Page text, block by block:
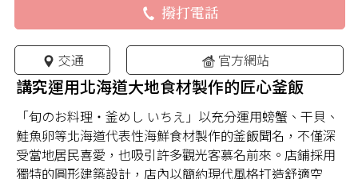
撥打電話
交通 官方網站
講究運用北海道大地食材製作的匠心釜飯
「旬のお料理・釜めし いちえ」以充分運用螃蟹、干貝、
鮭魚卵等北海道代表性海鮮食材製作的釜飯聞名，不僅深
受當地居民喜愛，也吸引許多觀光客慕名前來。店鋪採用
獨特的圓形建築設計，店內以簡約現代風格打造舒適空